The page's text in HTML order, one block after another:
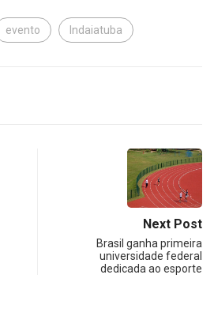
evento Indaiatuba
Next Post
Brasil ganha primeira
universidade federal
dedicada ao esporte